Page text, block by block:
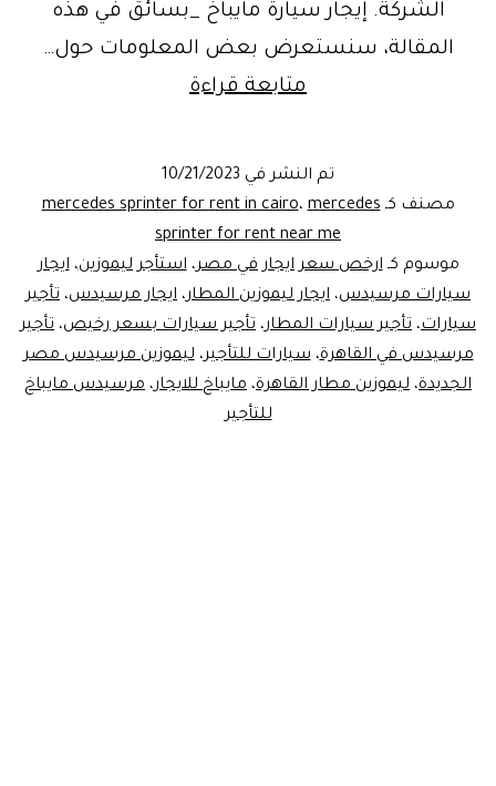
الشركة. إيجار سيارة مايباخ _بسائق في هذه
المقالة، سنستعرض بعض المعلومات حول…
متابعة قراءةاستأجر
مايباخ
من
ليموزين
مصر
|01014555692
تم النشر في 10/21/2023
مصنف كـ
mercedes sprinter for rent in cairo،mercedes
sprinter for rent near me
موسوم كـارخص سعر ايجار في مصر،استأجر ليموزين،ايجار
سيارات مرسيدس، ايجار ليموزين المطار، ايجار مرسيدس، تأجير
سيارات، تأجير سيارات المطار، تأجير سيارات بسعر رخيص، تأجير
مرسيدس في القاهرة،سيارات للتأجير،ليموزين مرسيدس مصر
الجديدة، ليموزين مطار القاهرة، مايباخ للايجار، مرسيدس مايباخ
للتأجير